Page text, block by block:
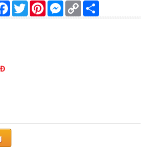
FacebookTwitterPinterestMessenger
Copy
Link